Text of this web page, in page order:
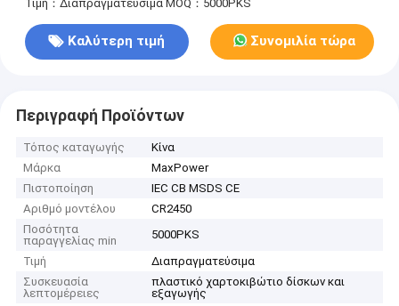
Τιμή：Διαπραγματεύσιμα MOQ：5000PKS
Καλύτερη τιμή Συνομιλία τώρα
Περιγραφή Προϊόντων
Τόπος καταγωγής
Κίνα
Μάρκα
MaxPower
Πιστοποίηση
IEC CB MSDS CE
Αριθμό μοντέλου
CR2450
Ποσότητα
παραγγελίας min
5000PKS
Τιμή
Διαπραγματεύσιμα
Συσκευασία
λεπτομέρειες
πλαστικό χαρτοκιβώτιο δίσκων και
εξαγωγής